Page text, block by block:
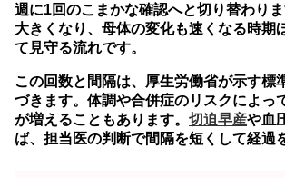
週に1回のこまかな確認へと切り替わり
大きくなり、母体の変化も速くなる時期
て見守る流れです。
この回数と間隔は、厚生労働省が示す標
づきます。体調や合併症のリスクによっ
が増えることもあります。 切迫早産や血
ば、担当医の判断で間隔を短くして経過